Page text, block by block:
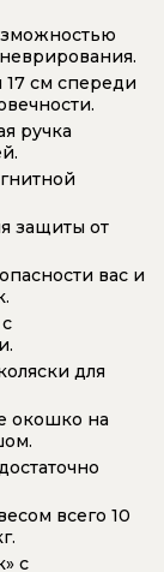
см спереди
ручка
защиты от
вас и
для
окошко на
всего 10
с